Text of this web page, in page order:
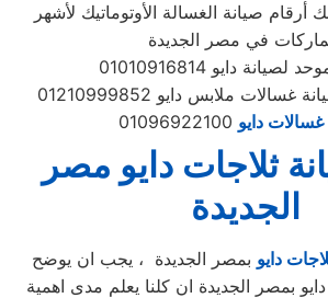
صيانة الغسالة الأوتوماتيك لأشهر
غسالات دايو
ثلاجات دايو مصر
الجديدة
دايو بمصر الجديدة ، يجب ان يوضح
بمصر الجديدة ان كلنا يعلم مدى اهمية